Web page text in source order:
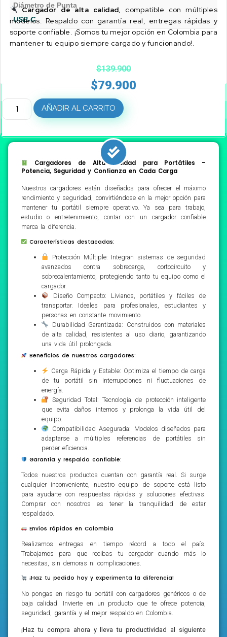
Diámetro de Punta
USB-C
Cargador de alta calidad, compatible con múltiples
modelos. Respaldo con garantía real, entregas rápidas y
soporte confiable. ¡Somos tu mejor opción en Colombia para
mantener tu equipo siempre cargado y funcionando!.
$139.900
$79.900
AÑADIR AL CARRITO
Cargadores de Alta Calidad para Portátiles –
Potencia, Seguridad y Confianza en Cada Carga
Nuestros cargadores están diseñados para ofrecer el máximo
rendimiento y seguridad, convirtiéndose en la mejor opción para
mantener tu portátil siempre operativo. Ya sea para trabajo,
estudio o entretenimiento, contar con un cargador confiable
marca la diferencia.
Características destacadas:
Protección Múltiple: Integran sistemas de seguridad
avanzados contra sobrecarga, cortocircuito y
sobrecalentamiento, protegiendo tanto tu equipo como el
cargador.
Diseño Compacto: Livianos, portátiles y fáciles de
transportar. Ideales para profesionales, estudiantes y
personas en constante movimiento.
Durabilidad Garantizada: Construidos con materiales
de alta calidad, resistentes al uso diario, garantizando
una vida útil prolongada.
Beneficios de nuestros cargadores:
Carga Rápida y Estable: Optimiza el tiempo de carga
de tu portátil sin interrupciones ni fluctuaciones de
energía.
Seguridad Total: Tecnología de protección inteligente
que evita daños internos y prolonga la vida útil del
equipo.
Compatibilidad Asegurada: Modelos diseñados para
adaptarse a múltiples referencias de portátiles sin
perder eficiencia.
Garantía y respaldo confiable:
Todos nuestros productos cuentan con garantía real. Si surge
cualquier inconveniente, nuestro equipo de soporte está listo
para ayudarte con respuestas rápidas y soluciones efectivas.
Comprar con nosotros es tener la tranquilidad de estar
respaldado.
Envíos rápidos en Colombia
Realizamos entregas en tiempo récord a todo el país.
Trabajamos para que recibas tu cargador cuando más lo
necesitas, sin demoras ni complicaciones.
¡Haz tu pedido hoy y experimenta la diferencia!
No pongas en riesgo tu portátil con cargadores genéricos o de
baja calidad. Invierte en un producto que te ofrece potencia,
seguridad, garantía y el mejor respaldo en Colombia.
¡Haz tu compra ahora y lleva tu productividad al siguiente